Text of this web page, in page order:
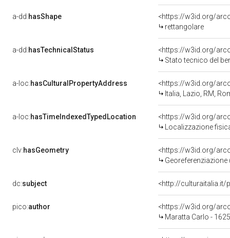
a-dd:hasShape
<https://w3id.org/
rettangolare
a-dd:hasTechnicalStatus
<https://w3id.org/
Stato tecnico del
a-loc:hasCulturalPropertyAddress
<https://w3id.org/
Italia, Lazio, RM,
a-loc:hasTimeIndexedTypedLocation
<https://w3id.org/
Localizzazione
clv:hasGeometry
<https://w3id.org/
dc:subject <http://culturaitalia.it/
pico:author
<https://w3id.org/
Maratta Carlo -